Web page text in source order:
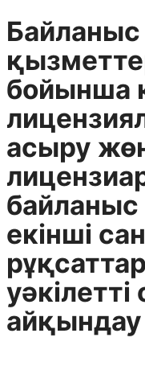
бойынша
асыру
екінші